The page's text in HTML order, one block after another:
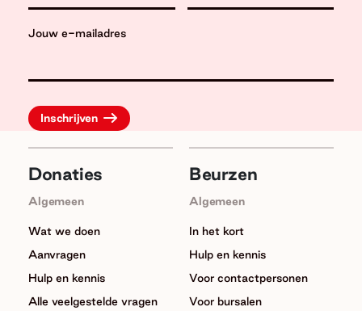
Jouw e-mailadres
Donaties
Algemeen
Wat we doen
Aanvragen
Hulp en kennis
Alle veelgestelde vragen
Beurzen
Algemeen
In het kort
Hulp en kennis
Voor contactpersonen
Voor bursalen